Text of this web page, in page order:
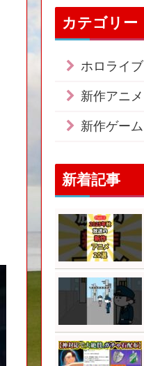
【永久のユウグレ】
カテゴリー
ホロライブ
新作アニメ
新作ゲーム
新着記事